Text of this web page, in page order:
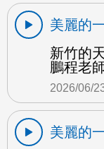
美麗的
新竹的
鵬程老
2026/06/
美麗的